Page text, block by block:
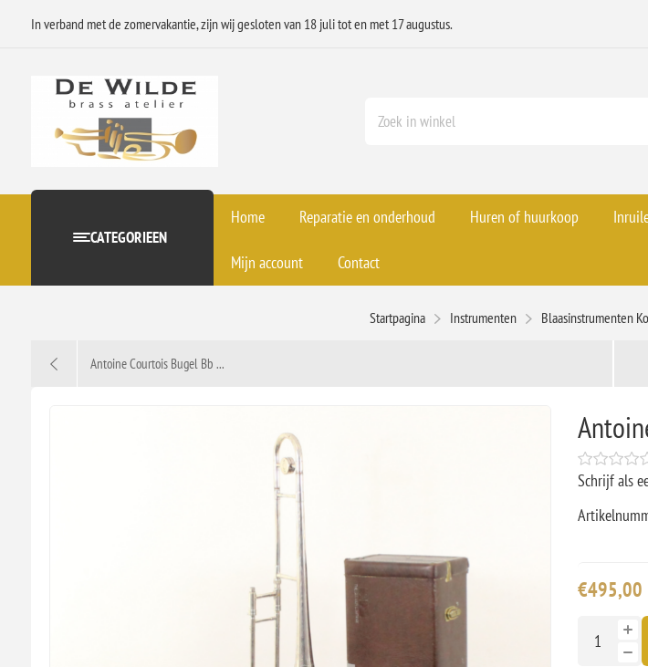
In verband met de zomervakantie, zijn wij gesloten van 18 juli tot en met 17 augustus.
CATEGORIEEN
Home Reparatie en onderhoud Huren of huurkoop
Mijn account Contact
Startpagina Instrumenten Blaasinstrumenten
Antoine Courtois Bugel Bb ...
Schrijf als
€495,00